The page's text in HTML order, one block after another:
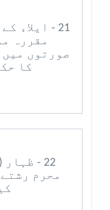
21 -
مقررہ
صورتوں
کا
22 -
محرم